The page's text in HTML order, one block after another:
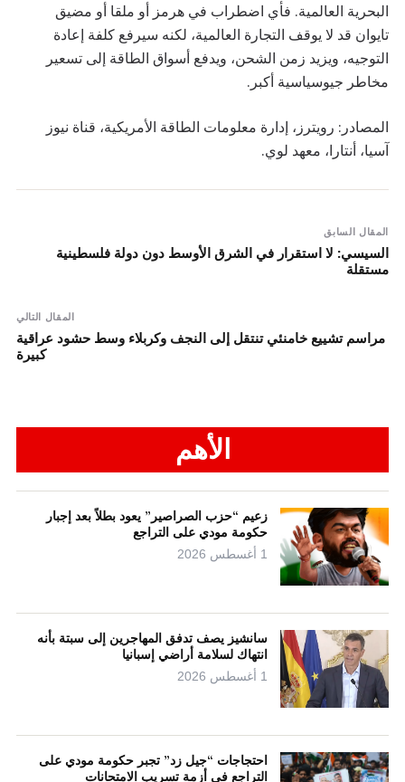
البحرية العالمية. فأي اضطراب في هرمز أو ملقا أو مضيق
تايوان قد لا يوقف التجارة العالمية، لكنه سيرفع كلفة إعادة
التوجيه، ويزيد زمن الشحن، ويدفع أسواق الطاقة إلى تسعير
مخاطر جيوسياسية أكبر.
المصادر: رويترز، إدارة معلومات الطاقة الأمريكية، قناة نيوز
آسيا، أنتارا، معهد لوي.
المقال السابق
السيسي: لا استقرار في الشرق الأوسط دون دولة فلسطينية
مستقلة
المقال التالي
مراسم تشييع خامنئي تنتقل إلى النجف وكربلاء وسط حشود عراقية
كبيرة
الأهم
زعيم “حزب الصراصير” يعود بطلاً بعد إجبار
حكومة مودي على التراجع
1 أغسطس 2026
سانشيز يصف تدفق المهاجرين إلى سبتة بأنه
انتهاك لسلامة أراضي إسبانيا
1 أغسطس 2026
احتجاجات “جيل زد” تجبر حكومة مودي على
التراجع في أزمة تسريب الامتحانات